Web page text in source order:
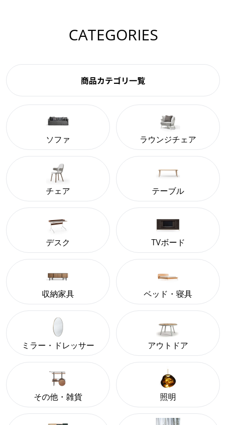
CATEGORIES
商品カテゴリ一覧
ソファ ラウンジチェア
チェア テーブル
デスク TVボード
収納家具 ベッド・寝具
ミラー・ドレッサー アウトドア
その他・雑貨 照明